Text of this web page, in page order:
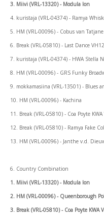
3. Miivi (VRL-13320) - Modula Ion
4. kuristaja (VRL-04374) - Ramya
5. HM (VRL-00096) - Cobus van Tatjane
6. Break (VRL-05810) - Last Dance
7. kuristaja (VRL-04374) - HWA Stella
8. HM (VRL-00096) - GRS Funky
9. mokkamasiina (VRL-13501) - Blues
10. HM (VRL-00096) - Kachina
11. Break (VRL-05810) - Coa Poyte
12. Break (VRL-05810) - Ramya Fake
13. HM (VRL-00096) - Janthe v.d.
6. Country Combination
1. Miivi (VRL-13320) - Modula Ion
2. HM (VRL-00096) - Queenborough
3. Break (VRL-05810) - Coa Poyte KWA